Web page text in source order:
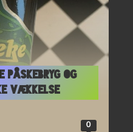
Påskebryg og
vækkelse
0